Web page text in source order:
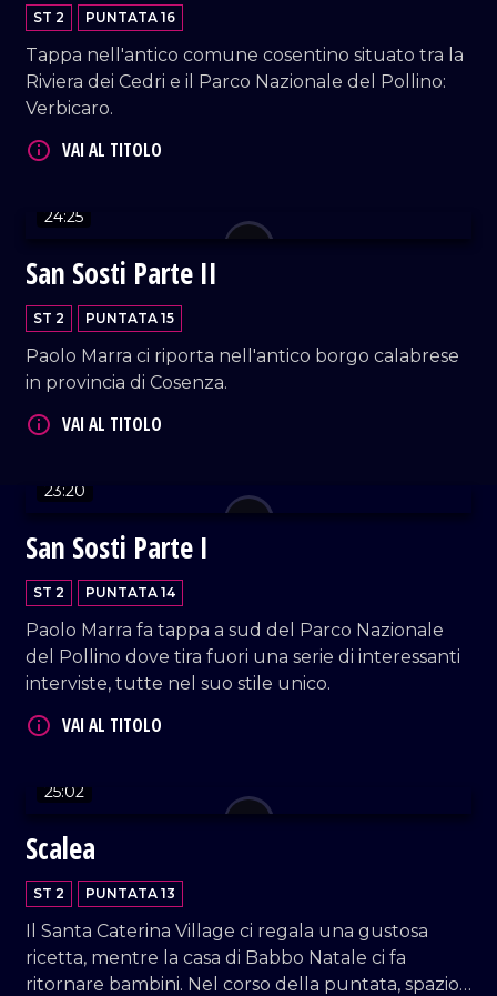
ST 2 PUNTATA 16
Tappa nell'antico comune cosentino situato tra la
Riviera dei Cedri e il Parco Nazionale del Pollino:
Verbicaro.
24:25
San Sosti Parte II
ST 2 PUNTATA 15
Paolo Marra ci riporta nell'antico borgo calabrese
in provincia di Cosenza.
23:20
San Sosti Parte I
ST 2 PUNTATA 14
Paolo Marra fa tappa a sud del Parco Nazionale
del Pollino dove tira fuori una serie di interessanti
interviste, tutte nel suo stile unico.
25:02
Scalea
ST 2 PUNTATA 13
Il Santa Caterina Village ci regala una gustosa
ricetta, mentre la casa di Babbo Natale ci fa
ritornare bambini. Nel corso della puntata, spazio
VAI AL TITOLO
VAI AL TITOLO
VAI AL TITOLO